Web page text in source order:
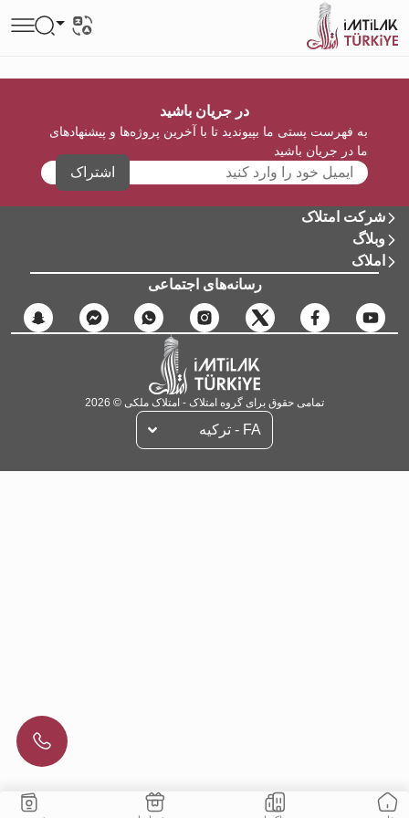
در جریان باشید
به فهرست پستی ما بپیوندید تا با آخرین پروژه‌ها و پیشنهادهای
ما در جریان باشید
اشتراک
شرکت امتلاک
وبلاگ
املاک
رسانه‌های اجتماعی
تمامی حقوق برای گروه امتلاک - امتلاک ملکی © 2026
FA - تركيه